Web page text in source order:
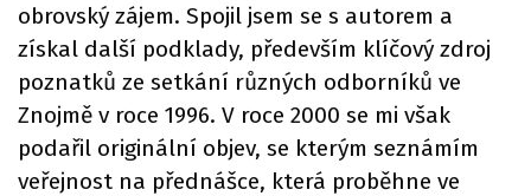
obrovský zájem. Spojil jsem se s autorem a
získal další podklady, především klíčový zdroj
poznatků ze setkání různých odborníků ve
Znojmě v roce 1996. V roce 2000 se mi však
podařil originální objev, se kterým seznámím
veřejnost na přednášce, která proběhne ve